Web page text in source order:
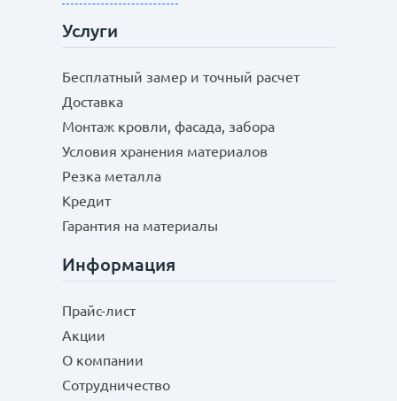
Услуги
Бесплатный замер и точный расчет
Доставка
Монтаж кровли, фасада, забора
Условия хранения материалов
Резка металла
Кредит
Гарантия на материалы
Информация
Прайс-лист
Акции
О компании
Сотрудничество